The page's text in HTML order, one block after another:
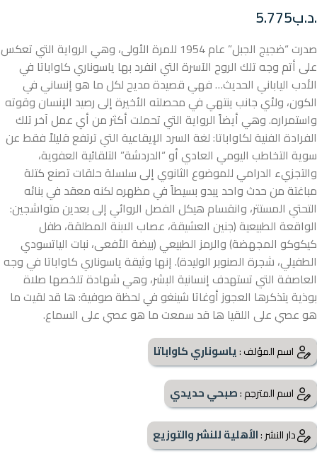
.د.ب5.775
صدرت “ضجيج الجبل” عام 1954 للمرة الأولى، وهي الرواية التي تعكس
على أتم وجه تلك الروح الآسرة التي انفرد بها ياسوناري كاواباتا في
الأدب الياباني الحديث… فهي قصيدة مديح لكل ما هو إنساني في
الكون، ولأي جانب ينتهي في محصلته الأخيرة إلى رصيد الإنسان وقوته
واستمراره. وهي أيضاً الرواية التي تحملت أكثر من أي عمل آخر تلك
الفرادة الفنية لكاواباتا: لغة السرد الإيقاعية التي ترتفع قليلاً فقط عن
سوية التخاطب اليومي العادي أو “الدردشة” التلقائية العفوية،
والتجزيء الدرامي للموضوع الثانوي إلى سلسلة حلقات تصنع كتلة
مباغتة من حدث واحد يبدو بسيطاً في مظهره لكنه معقد في بنائه
التحتي المستتر، وانقسام هيكل الفصل الروائي إلى بعدين متواشجين:
الواقعة الطبيعية (جنين العشيقة، عصاب الابنة المطلقة، طفل
كيكوكو المجهضة) والرمز الطبيعي (بيضة الأفعى، نبات الياتسودي
الطفيلي، شجرة الصنوبر الوليدة). إنها وثيقة ياسوناري كاواباتا في وجه
العاصفة التي تستهدف إنسانية البشر، وهي شهادة تلخصها صلاة
بوذية يتذكرها العجوز أوغاتا شينغو في لحظة صوفية: ها قد لقيت ما
هو عصي على اللقيا ها قد سمعت ما هو عصي على السماع.
اسم المؤلف :ياسوناري كاواباتا
اسم المترجم :صبحي حديدي
دار النشر :الأهلية للنشر والتوزيع